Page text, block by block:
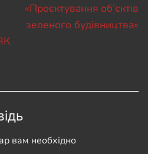
«Проєктування об’єктів
зеленого будівництва»
вам необхідно